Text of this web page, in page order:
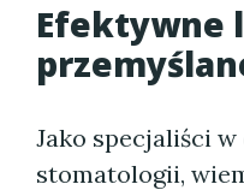
Efektywne
Jako specjaliści
stomatologii,